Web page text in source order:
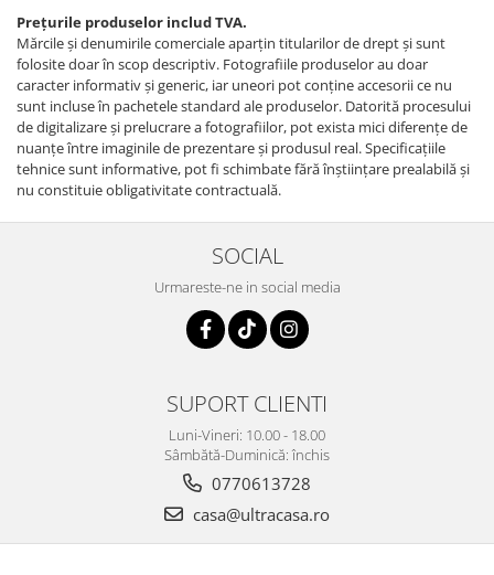
Prețurile produselor includ TVA.
Mărcile și denumirile comerciale aparțin titularilor de drept şi sunt
folosite doar în scop descriptiv. Fotografiile produselor au doar
caracter informativ şi generic, iar uneori pot conţine accesorii ce nu
sunt incluse în pachetele standard ale produselor. Datorită procesului
de digitalizare și prelucrare a fotografiilor, pot exista mici diferențe de
nuanțe între imaginile de prezentare și produsul real. Specificaţiile
tehnice sunt informative, pot fi schimbate fără înştiinţare prealabilă şi
nu constituie obligativitate contractuală.
SOCIAL
Urmareste-ne in social media
SUPORT CLIENTI
Luni-Vineri: 10.00 - 18.00
Sâmbătă-Duminică: închis
0770613728
casa@ultracasa.ro